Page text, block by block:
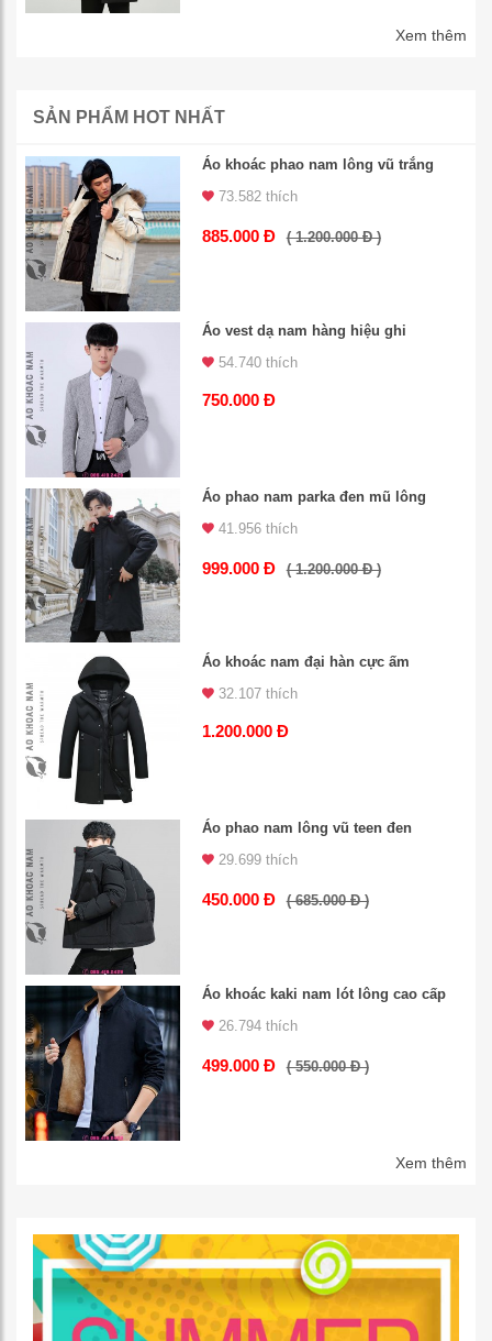
Xem thêm
SẢN PHẨM HOT NHẤT
Áo khoác phao nam lông vũ trắng
73.582 thích
885.000 Đ ( 1.200.000 Đ )
Áo vest dạ nam hàng hiệu ghi
54.740 thích
750.000 Đ
Áo phao nam parka đen mũ lông
41.956 thích
999.000 Đ ( 1.200.000 Đ )
Áo khoác nam đại hàn cực ấm
32.107 thích
1.200.000 Đ
Áo phao nam lông vũ teen đen
29.699 thích
450.000 Đ ( 685.000 Đ )
Áo khoác kaki nam lót lông cao cấp
26.794 thích
499.000 Đ ( 550.000 Đ )
Xem thêm